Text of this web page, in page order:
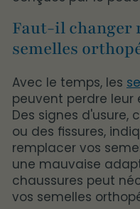
Faut-il changer
semelles
Avec le temps, les
peuvent perdre
Des signes
ou des fissures,
remplacer vos
une mauvaise
chaussures peut
vos semelles